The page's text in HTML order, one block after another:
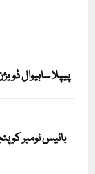
پیپلا ساہیوال ڈویژن کو 2011 کا نوٹیفکیشن واپس لینے
بائیس نومبر کو